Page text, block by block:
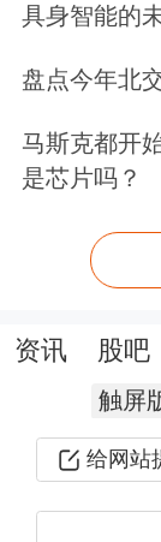
证券认为
上涨动能
强支撑，
【有色风
挡】
有色ETF
（A类：
指数全面
具身智能的
盘点今年北
马斯克都开
是芯片吗？
资讯 股吧
触屏
给网站